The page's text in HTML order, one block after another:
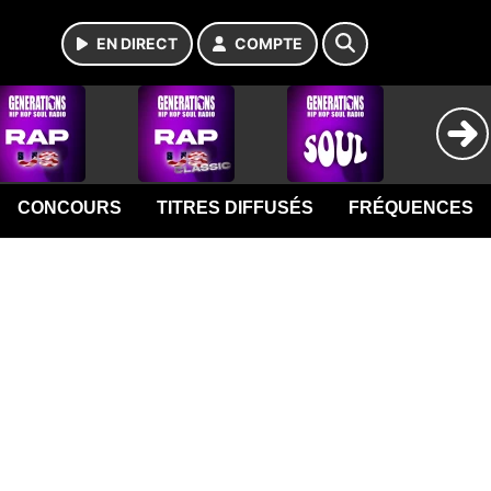
EN DIRECT COMPTE
CONCOURS TITRES DIFFUSÉS FRÉQUENCES